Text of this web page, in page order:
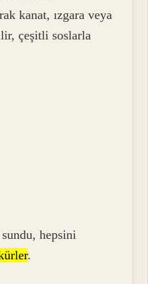
kanat, ızgara veya
çeşitli soslarla
hepsini
.